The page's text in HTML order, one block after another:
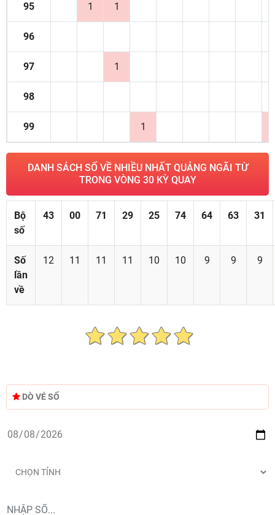
DÒ VÉ SỐ
95 1 1
96
97 1
98
99 1
DANH SÁCH SỐ VỀ NHIỀU NHẤT QUẢNG NGÃI TỪ
TRONG VÒNG 30 KỲ QUAY
Bộ
số
43 00 71 29 25 74 64 63 31
Số
lần
về
12 11 11 11 10 10 9 9 9